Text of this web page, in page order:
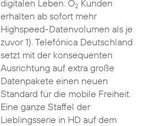
digitalen Leben: O2Kunden
erhalten ab sofort mehr
Highspeed-Datenvolumen als je
zuvor 1). Telefónica Deutschland
setzt mit der konsequenten
Ausrichtung auf extra große
Datenpakete einen neuen
Standard für die mobile Freiheit.
Eine ganze Staffel der
Lieblingsserie in HD auf dem